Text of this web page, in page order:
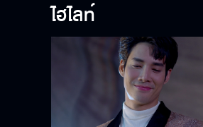
ไฮไลท์